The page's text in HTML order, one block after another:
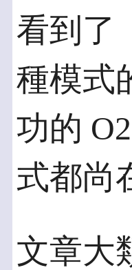
看到了
種模式
功的
式都尚
文章大